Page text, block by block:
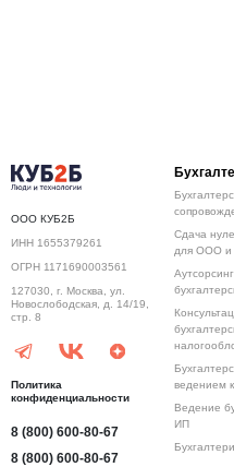
ООО КУБ2Б
ИНН 1655379261
ОГРН 1171690003561
127030, г. Москва, ул.
Новослободская, д. 14/19,
стр. 8
Политика
конфиденциальности
8 (800) 600-80-67
8 (800) 600-80-67
Сдача
для ООО и
Аутсорсинг
ведением
Ведение
ИП